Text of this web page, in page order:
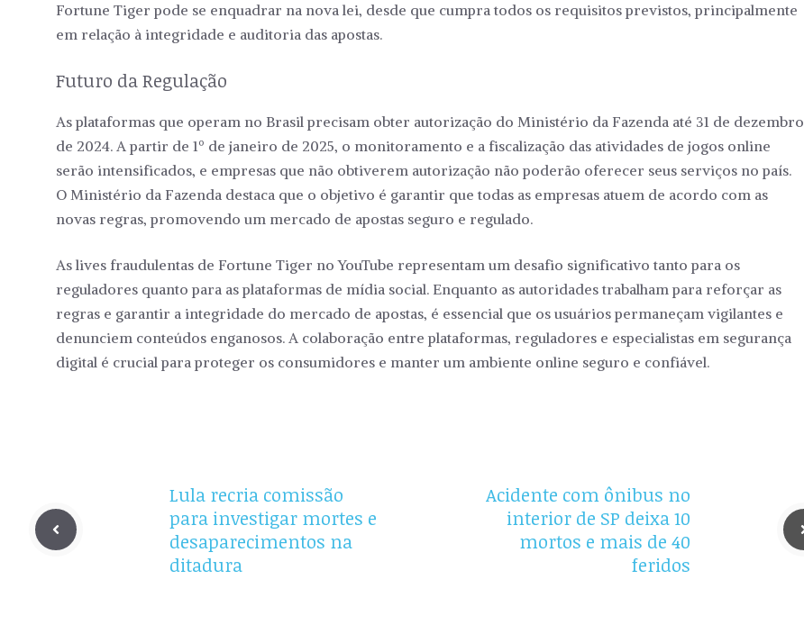
Fortune Tiger pode se enquadrar na nova lei, desde que cumpra todos os requisitos previstos, principalmente
em relação à integridade e auditoria das apostas.
Futuro da Regulação
As plataformas que operam no Brasil precisam obter autorização do Ministério da Fazenda até 31 de dezembro
de 2024. A partir de 1º de janeiro de 2025, o monitoramento e a fiscalização das atividades de jogos online
serão intensificados, e empresas que não obtiverem autorização não poderão oferecer seus serviços no país.
O Ministério da Fazenda destaca que o objetivo é garantir que todas as empresas atuem de acordo com as
novas regras, promovendo um mercado de apostas seguro e regulado.
As lives fraudulentas de Fortune Tiger no YouTube representam um desafio significativo tanto para os
reguladores quanto para as plataformas de mídia social. Enquanto as autoridades trabalham para reforçar as
regras e garantir a integridade do mercado de apostas, é essencial que os usuários permaneçam vigilantes e
denunciem conteúdos enganosos. A colaboração entre plataformas, reguladores e especialistas em segurança
digital é crucial para proteger os consumidores e manter um ambiente online seguro e confiável.
Lula recria comissão
para investigar mortes e
desaparecimentos na
ditadura
Acidente com ônibus no
interior de SP deixa 10
mortos e mais de 40
feridos